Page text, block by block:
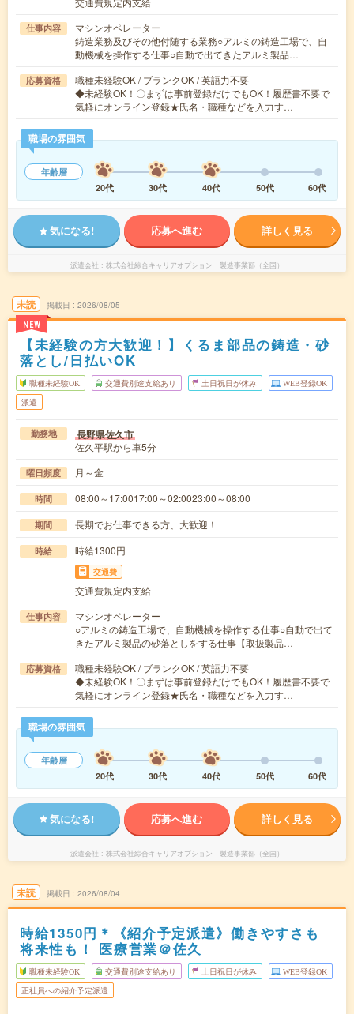
仕事内容
マシンオペレーター
鋳造業務及びその他付随する業務○アルミの鋳造工場で、自
動機械を操作する仕事○自動で出てきたアルミ製品…
応募資格
職種未経験OK / ブランクOK / 英語力不要
◆未経験OK！〇まずは事前登録だけでもOK！履歴書不要で
気軽にオンライン登録★氏名・職種などを入力す…
職場の雰囲気
年齢層
20代
30代 40代 50代 60代
気になる! 応募へ進む 詳しく見る
派遣会社 株式会社綜合キャリアオプション 製造事業部（全国）
未読
NEW
掲載日 2026/08/05
【未経験の方大歓迎！】くるま部品の鋳造・砂
落とし/日払いOK
職種未経験OK 交通費別途支給あり 土日祝日が休み WEB登録OK
派遣
勤務地 長野県佐久市
佐久平駅から車5分
曜日頻度 月～金
時間 08:00～17:0017:00～02:0023:00～08:00
期間 長期でお仕事できる方、大歓迎！
時給 時給1300円
交通費
交通費規定内支給
仕事内容
マシンオペレーター
○アルミの鋳造工場で、自動機械を操作する仕事○自動で出て
きたアルミ製品の砂落としをする仕事【取扱製品…
応募資格
職種未経験OK / ブランクOK / 英語力不要
◆未経験OK！〇まずは事前登録だけでもOK！履歴書不要で
気軽にオンライン登録★氏名・職種などを入力す…
職場の雰囲気
年齢層
20代
30代 40代 50代 60代
気になる! 応募へ進む 詳しく見る
派遣会社 株式会社綜合キャリアオプション 製造事業部（全国）
未読 掲載日 2026/08/04
時給1350円＊《紹介予定派遣》働きやすさも
将来性も！ 医療営業＠佐久
職種未経験OK 交通費別途支給あり 土日祝日が休み WEB登録OK
正社員への紹介予定派遣